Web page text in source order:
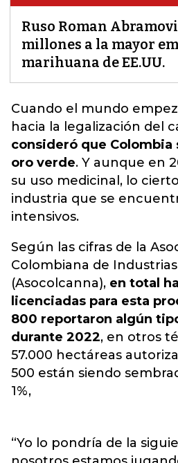
Ruso Roman
millones a la mayor
marihuana de EE.UU.
Cuando el mundo
hacia la legalización del
consideró que Colombia
oro verde. Y aunque en
su uso medicinal, lo
industria que se
intensivos.
Según las cifras de la
Colombiana de
(Asocolcanna), en total
licenciadas para esta
800 reportaron algún
durante 2022, en otros
57.000 hectáreas
500 están siendo
1%,
“Yo lo pondría de la